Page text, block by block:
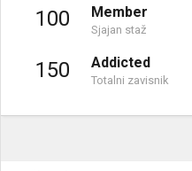
100 Member
Sjajan staž
150 Addicted
Totalni zavisnik